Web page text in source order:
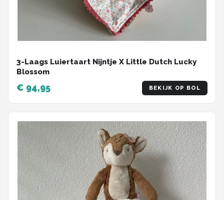
3-Laags Luiertaart Nijntje X Little Dutch Lucky
Blossom
€ 94,95 BEKIJK OP BOL